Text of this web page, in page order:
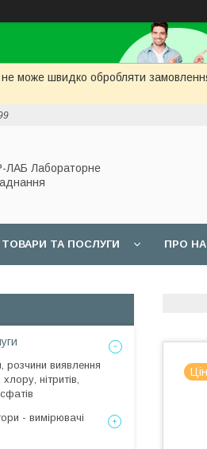
не може швидко обробляти
ЛАБ Лабораторне
ТОВАРИ ТА ПОСЛУГИ ПРО
розчини виявлення
нітритів,
- вимірювачі